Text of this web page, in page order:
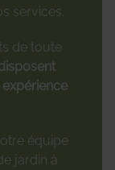
services.
de toute
expérience
équipe
jardin à